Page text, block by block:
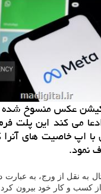
می کند این پلت
با اپ خاصیت های
نمود.
به نقل از ورج، به عبارت